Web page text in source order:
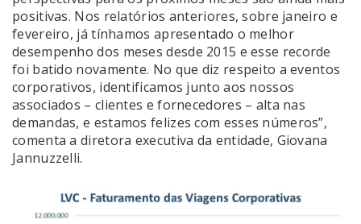
positivas. Nos relatórios anteriores, sobre janeiro e
fevereiro, já tínhamos apresentado o melhor
desempenho dos meses desde 2015 e esse recorde
foi batido novamente. No que diz respeito a eventos
corporativos, identificamos junto aos nossos
associados – clientes e fornecedores – alta nas
demandas, e estamos felizes com esses números”,
comenta a diretora executiva da entidade, Giovana
Jannuzzelli.